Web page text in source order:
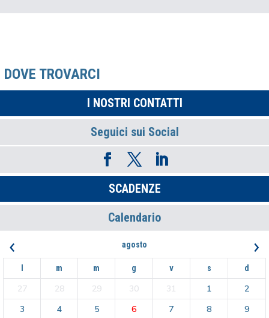
DOVE TROVARCI
I NOSTRI CONTATTI
Seguici sui Social
SCADENZE
Calendario
‹ agosto ›
m m g v s d
27 28 29 30 31 1
2
3
4 5 6 7 8
9